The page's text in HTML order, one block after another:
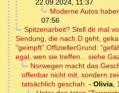
22.09.2024, 11:37
Moderne Autos
07:56
Spitzenarbeit? Stell dir mal
Sendung, die nach D geht,
"geimpft".OffiziellerGrund:
egal, wen sie treffen... siehe
Norwegen macht das
offenbar nicht mit, sondern
tatsächlich geschah. - Olivia,